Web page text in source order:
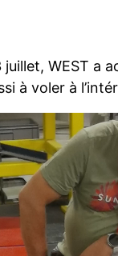
juillet, WEST a
à voler à